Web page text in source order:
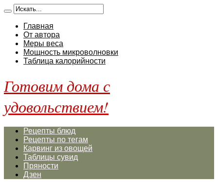
Главная
От автора
Меры веса
Мощность микроволновки
Таблица калорийности
Готовим дома с
удовольствием!
Рецепты блюд
Рецепты по тегам
Карвинг из овощей
Таблицы сувид
Пряности
Дзен